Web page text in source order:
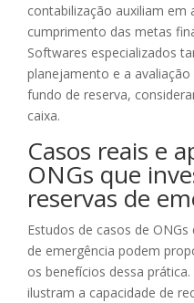
contabilização auxiliam em
cumprimento das metas
Softwares especializados
planejamento e a
fundo de reserva,
caixa.
Casos reais e
ONGs que
reservas de
Estudos de casos de
de emergência podem
os benefícios dessa
ilustram a capacidade de